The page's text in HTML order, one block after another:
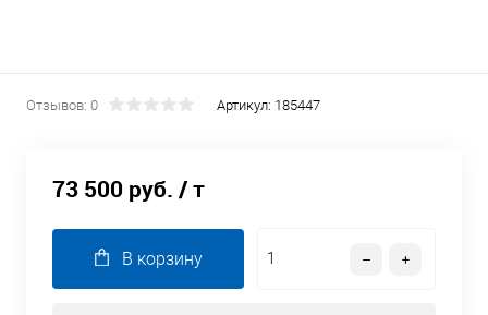
Отзывов: 0 Артикул: 185447
73 500 руб. / т
В корзину